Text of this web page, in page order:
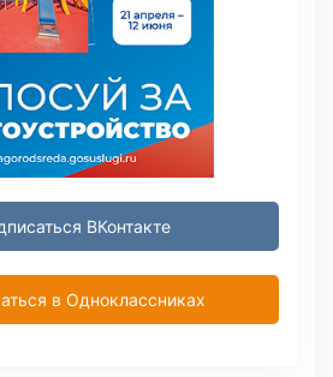
ВКонтакте
в Одноклассниках